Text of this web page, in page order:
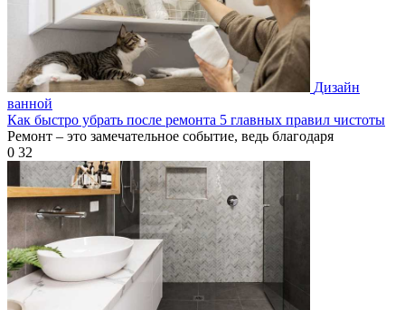
Дизайн
ванной
Как быстро убрать после ремонта 5 главных правил чистоты
Ремонт – это замечательное событие, ведь благодаря
0 32